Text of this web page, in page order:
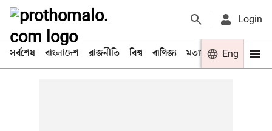
Login
সর্বশেষ বাংলাদেশ রাজনীতি বিশ্ব বাণিজ্য মতামত খেলা
Eng